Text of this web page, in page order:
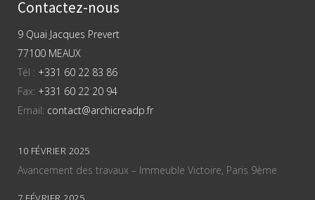
Contactez-nous
9 Quai Jacques Prevert
77100 MEAUX
Tél : +331 60 22 83 86
Fax: +331 60 22 20 94
Email: contact@archicreadp.fr
10 FÉVRIER 2025
Avancement des travaux – Immeuble Victoire, Paris 9ème